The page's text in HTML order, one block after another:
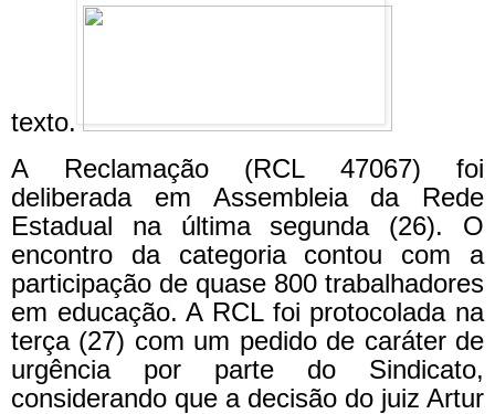
texto.
A Reclamação (RCL 47067) foi
deliberada em Assembleia da Rede
Estadual na última segunda (26). O
encontro da categoria contou com a
participação de quase 800 trabalhadores
em educação. A RCL foi protocolada na
terça (27) com um pedido de caráter de
urgência por parte do Sindicato,
considerando que a decisão do juiz Artur